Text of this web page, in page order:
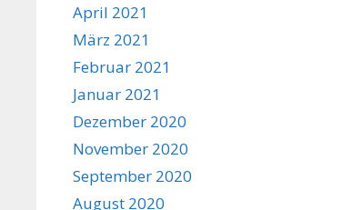
April 2021
März 2021
Februar 2021
Januar 2021
Dezember 2020
November 2020
September 2020
August 2020